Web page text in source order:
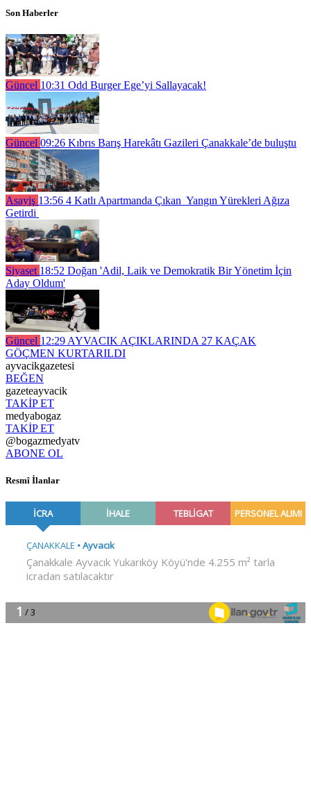
Son Haberler
Güncel 10:31 Odd Burger Ege’yi Sallayacak!
Güncel 09:26 Kıbrıs Barış Harekâtı Gazileri Çanakkale’de buluştu
Asayiş 13:56 4 Katlı Apartmanda Çıkan Yangın Yürekleri Ağıza
Getirdi
Siyaset 18:52 Doğan 'Adil, Laik ve Demokratik Bir Yönetim İçin
Aday Oldum'
Güncel 12:29 AYVACIK AÇIKLARINDA 27 KAÇAK
GÖÇMEN KURTARILDI
ayvacikgazetesi
BEĞEN
gazeteayvacik
TAKİP ET
medyabogaz
TAKİP ET
@bogazmedyatv
ABONE OL
Resmî İlanlar